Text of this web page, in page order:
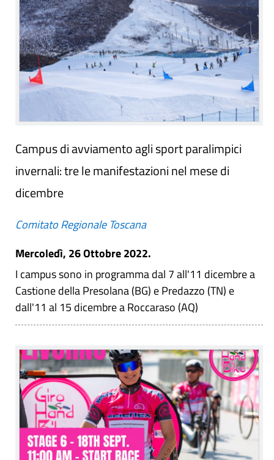
Campus di avviamento agli sport paralimpici
invernali: tre le manifestazioni nel mese di
dicembre
Comitato Regionale Toscana
Mercoledì, 26 Ottobre 2022.
I campus sono in programma dal 7 all'11 dicembre a
Castione della Presolana (BG) e Predazzo (TN) e
dall'11 al 15 dicembre a Roccaraso (AQ)